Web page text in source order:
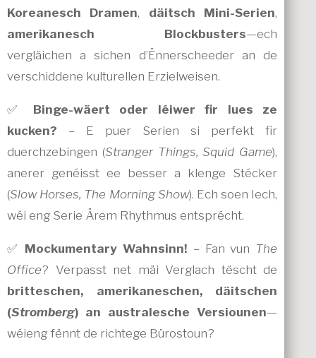
Koreanesch Dramen, däitsch Mini-Serien,
amerikanesch Blockbusters—ech
vergläichen a sichen d’Ënnerscheeder an de
verschiddene kulturellen Erzielweisen.
✅ Binge-wäert oder léiwer fir lues ze
kucken? – E puer Serien si perfekt fir
duerchzebingen (Stranger Things, Squid Game),
anerer genéisst ee besser a klenge Stécker
(Slow Horses, The Morning Show). Ech soen Iech,
wéi eng Serie Ärem Rhythmus entsprécht.
✅ Mockumentary Wahnsinn! – Fan vun The
Office? Verpasst net mäi Verglach tëscht de
britteschen, amerikaneschen, däitschen
(Stromberg) an australesche Versiounen—
wéieng fënnt de richtege Bürostoun?